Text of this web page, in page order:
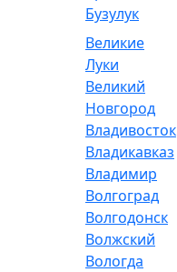
Бузулук
Великие
Луки
Великий
Новгород
Владивосток
Владикавказ
Владимир
Волгоград
Волгодонск
Волжский
Вологда